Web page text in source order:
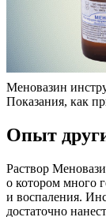
Меновазин
Показания, как
Опыт
Раствор
о котором много
и воспаления.
достаточно